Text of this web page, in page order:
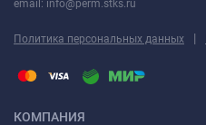
email: info@perm.stks.ru
Политика персональных данных |
КОМПАНИЯ